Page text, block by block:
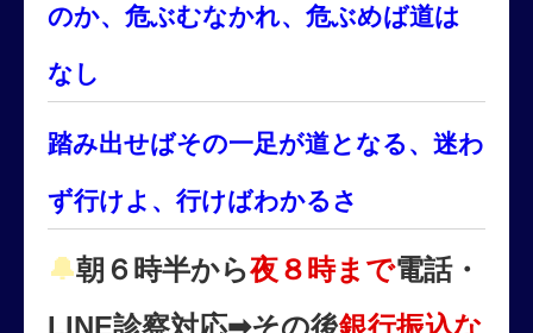
のか、危ぶむなかれ、危ぶめば道は
なし
踏み出せばその一足が道となる、迷わ
ず行けよ、行けばわかるさ
🔔朝６時半から夜８時まで電話・
LINE診察対応➡その後銀行振込な